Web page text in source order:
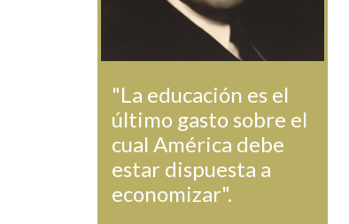
"La educación es el
último gasto sobre el
cual América debe
estar dispuesta a
economizar".